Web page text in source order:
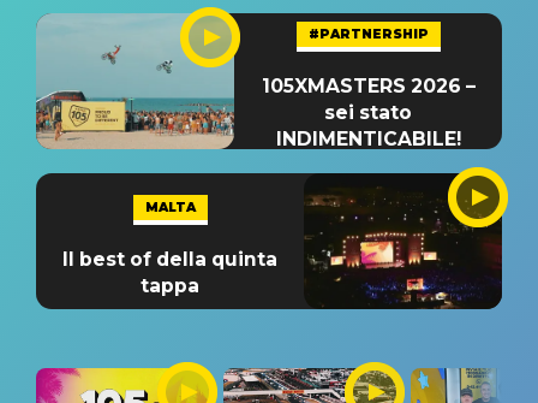
#PARTNERSHIP
105XMASTERS 2026 –
sei stato
INDIMENTICABILE!
MALTA
Il best of della quinta
tappa